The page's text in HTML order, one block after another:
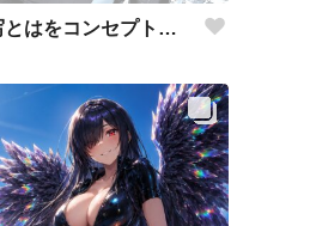
涼しげな描写とはをコンセプトにしたダイバー花梨先輩